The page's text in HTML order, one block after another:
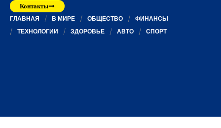
Контакты
ГЛАВНАЯ В МИРЕ ОБЩЕСТВО
ФИНАНСЫ
ТЕХНОЛОГИИ
ЗДОРОВЬЕ АВТО СПОРТ